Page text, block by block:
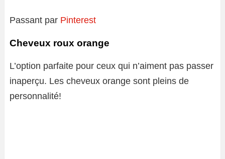
Passant par Pinterest
Cheveux roux orange
L’option parfaite pour ceux qui n’aiment pas passer
inaperçu. Les cheveux orange sont pleins de
personnalité!